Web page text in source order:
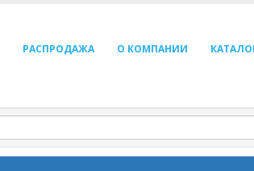
РАСПРОДАЖА О КОМПАНИИ